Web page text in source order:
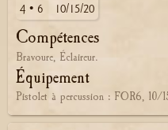
4 • 6 10/15/20
Compétences
Bravoure, Éclaireur.
Équipement
Pistolet à percussion : FOR6, 10/